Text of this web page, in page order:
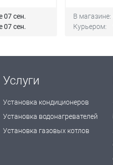
07 сен.
07 сен.
В магазине:
Курьером:
Услуги
Установка кондиционеров
Установка водонагревателей
Установка газовых котлов